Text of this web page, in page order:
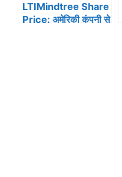
LTIMindtree Share
Price: अमेरिकी कंपनी से